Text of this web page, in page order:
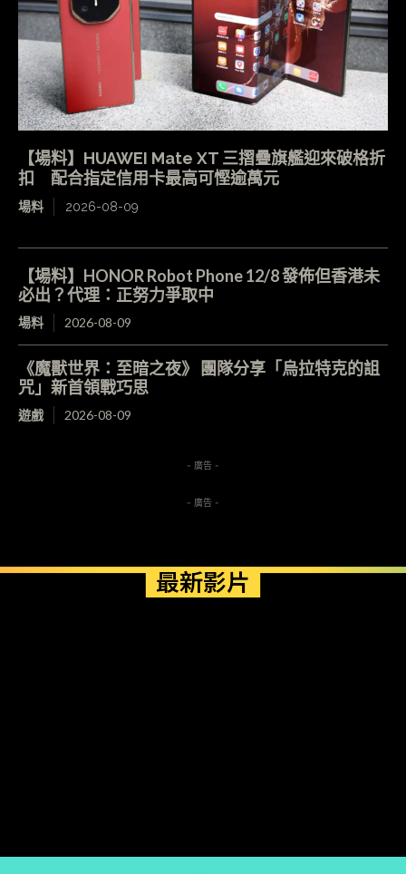
【場料】HUAWEI Mate XT 三摺疊旗艦迎來破格折
扣 配合指定信用卡最高可慳逾萬元
場料 2026-08-09
【場料】HONOR Robot Phone 12/8 發佈但香港未
必出？代理：正努力爭取中
場料 2026-08-09
《魔獸世界：至暗之夜》 團隊分享「烏拉特克的詛
咒」新首領戰巧思
遊戲 2026-08-09
- 廣告 -
- 廣告 -
最新影片